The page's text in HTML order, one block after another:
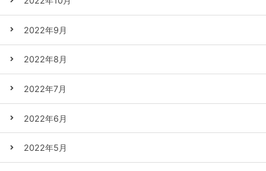
2022年9月
2022年8月
2022年7月
2022年6月
2022年5月